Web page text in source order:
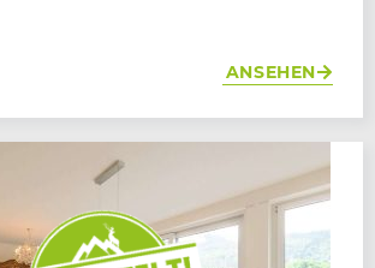
ANSEHEN